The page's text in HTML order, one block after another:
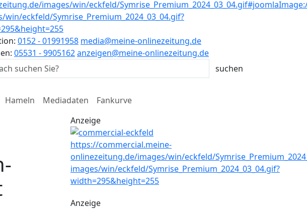
0152 - 01991958 media@meine-onlinezeitung.de
05531 - 9905162anzeigen@meine-onlinezeitung.de
Hameln Mediadaten
Fankurve
Anzeige
Anzeige